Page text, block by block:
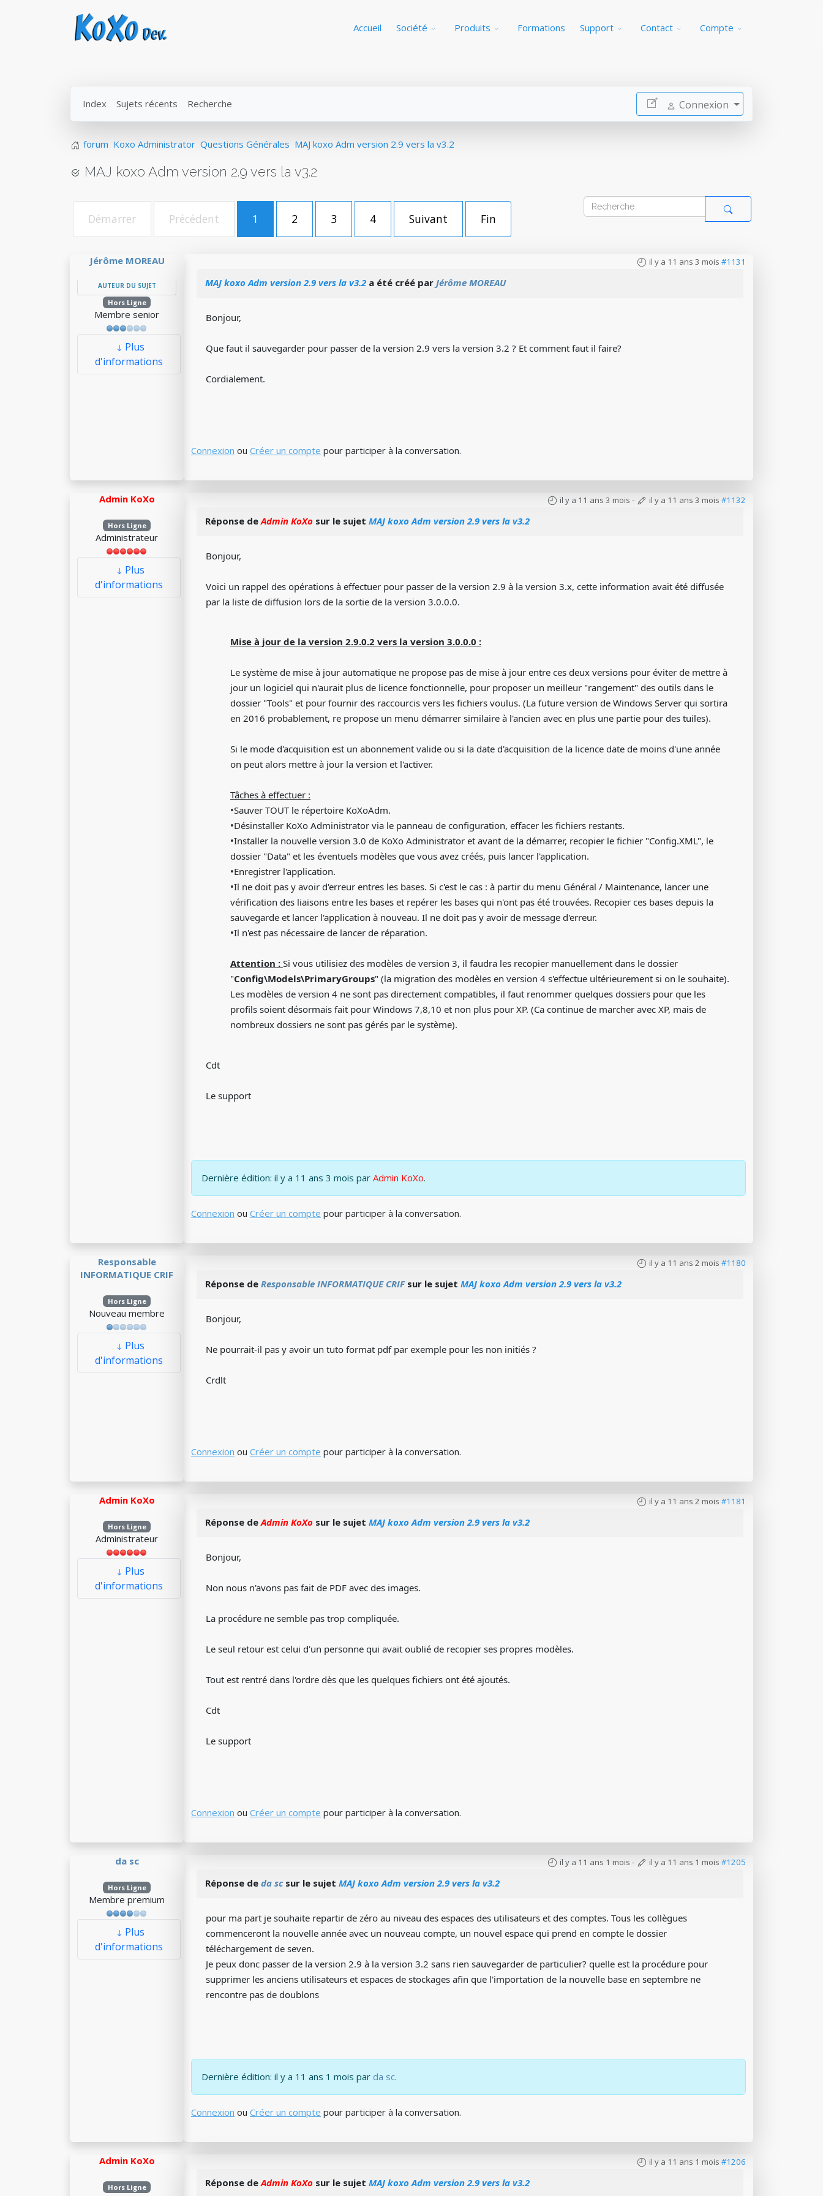
Accueil Société Produits Formations Support Contact Compte
Index Sujets récents Recherche Connexion
forum Koxo Administrator Questions Générales MAJ koxo Adm version 2.9 vers la v3.2
MAJ koxo Adm version 2.9 vers la v3.2
Démarrer Précédent 1 2 3 4 Suivant Fin
Jérôme MOREAU
AUTEUR DU SUJET
Hors Ligne
Membre senior
Plus
d'informations
il y a 11 ans 3 mois #1131
MAJ koxo Adm version 2.9 vers la v3.2 a été créé par Jérôme MOREAU
Bonjour,
Que faut il sauvegarder pour passer de la version 2.9 vers la version 3.2 ? Et comment faut il faire?
Cordialement.
Connexion ou Créer un compte pour participer à la conversation.
Admin KoXo
Hors Ligne
Administrateur
Plus
d'informations
il y a 11 ans 3 mois - il y a 11 ans 3 mois #1132
Réponse deAdmin KoXo sur le sujet MAJ koxo Adm version 2.9 vers la v3.2
Bonjour,
Voici un rappel des opérations à effectuer pour passer de la version 2.9 à la version 3.x, cette information avait été diffusée
par la liste de diffusion lors de la sortie de la version 3.0.0.0.
Mise à jour de la version 2.9.0.2 vers la version 3.0.0.0 :
Le système de mise à jour automatique ne propose pas de mise à jour entre ces deux versions pour éviter de mettre à
jour un logiciel qui n'aurait plus de licence fonctionnelle, pour proposer un meilleur "rangement" des outils dans le
dossier "Tools" et pour fournir des raccourcis vers les fichiers voulus. (La future version de Windows Server qui sortira
en 2016 probablement, re propose un menu démarrer similaire à l'ancien avec en plus une partie pour des tuiles).
Si le mode d'acquisition est un abonnement valide ou si la date d'acquisition de la licence date de moins d'une année
on peut alors mettre à jour la version et l'activer.
Tâches à effectuer :
•Sauver TOUT le répertoire KoXoAdm.
•Désinstaller KoXo Administrator via le panneau de configuration, effacer les fichiers restants.
•Installer la nouvelle version 3.0 de KoXo Administrator et avant de la démarrer, recopier le fichier "Config.XML", le
dossier "Data" et les éventuels modèles que vous avez créés, puis lancer l'application.
•Enregistrer l'application.
•Il ne doit pas y avoir d'erreur entres les bases. Si c'est le cas : à partir du menu Général / Maintenance, lancer une
vérification des liaisons entre les bases et repérer les bases qui n'ont pas été trouvées. Recopier ces bases depuis la
sauvegarde et lancer l'application à nouveau. Il ne doit pas y avoir de message d'erreur.
•Il n'est pas nécessaire de lancer de réparation.
Attention : Si vous utilisiez des modèles de version 3, il faudra les recopier manuellement dans le dossier
"Config\Models\PrimaryGroups" (la migration des modèles en version 4 s'effectue ultérieurement si on le souhaite).
Les modèles de version 4 ne sont pas directement compatibles, il faut renommer quelques dossiers pour que les
profils soient désormais fait pour Windows 7,8,10 et non plus pour XP. (Ca continue de marcher avec XP, mais de
nombreux dossiers ne sont pas gérés par le système).
Cdt
Le support
Dernière édition: il y a 11 ans 3 mois par Admin KoXo.
Connexion ou Créer un compte pour participer à la conversation.
Responsable
INFORMATIQUE CRIF
Hors Ligne
Nouveau membre
Plus
d'informations
il y a 11 ans 2 mois #1180
Réponse de Responsable INFORMATIQUE CRIFsur le sujet MAJ koxo Adm version 2.9 vers la v3.2
Bonjour,
Ne pourrait-il pas y avoir un tuto format pdf par exemple pour les non initiés ?
Crdlt
Connexion ou Créer un compte pour participer à la conversation.
Admin KoXo
Hors Ligne
Administrateur
Plus
d'informations
il y a 11 ans 2 mois #1181
Réponse deAdmin KoXo sur le sujet MAJ koxo Adm version 2.9 vers la v3.2
Bonjour,
Non nous n'avons pas fait de PDF avec des images.
La procédure ne semble pas trop compliquée.
Le seul retour est celui d'un personne qui avait oublié de recopier ses propres modèles.
Tout est rentré dans l'ordre dès que les quelques fichiers ont été ajoutés.
Cdt
Le support
Connexion ou Créer un compte pour participer à la conversation.
da sc
Hors Ligne
Membre premium
Plus
d'informations
il y a 11 ans 1 mois - il y a 11 ans 1 mois #1205
Réponse de da scsur le sujet MAJ koxo Adm version 2.9 vers la v3.2
pour ma part je souhaite repartir de zéro au niveau des espaces des utilisateurs et des comptes. Tous les collègues
commenceront la nouvelle année avec un nouveau compte, un nouvel espace qui prend en compte le dossier
téléchargement de seven.
Je peux donc passer de la version 2.9 à la version 3.2 sans rien sauvegarder de particulier? quelle est la procédure pour
supprimer les anciens utilisateurs et espaces de stockages afin que l'importation de la nouvelle base en septembre ne
rencontre pas de doublons
Dernière édition: il y a 11 ans 1 mois par da sc.
Connexion ou Créer un compte pour participer à la conversation.
Admin KoXo
Hors Ligne
il y a 11 ans 1 mois #1206
Réponse deAdmin KoXo sur le sujet MAJ koxo Adm version 2.9 vers la v3.2